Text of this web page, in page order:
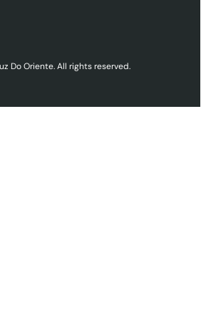
Do Oriente. All rights reserved.